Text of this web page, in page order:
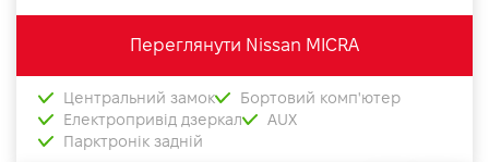
Переглянути Nissan MICRA
Центральний замок
Бортовий комп'ютер
Електропривід дзеркал
AUX
Парктронік задній